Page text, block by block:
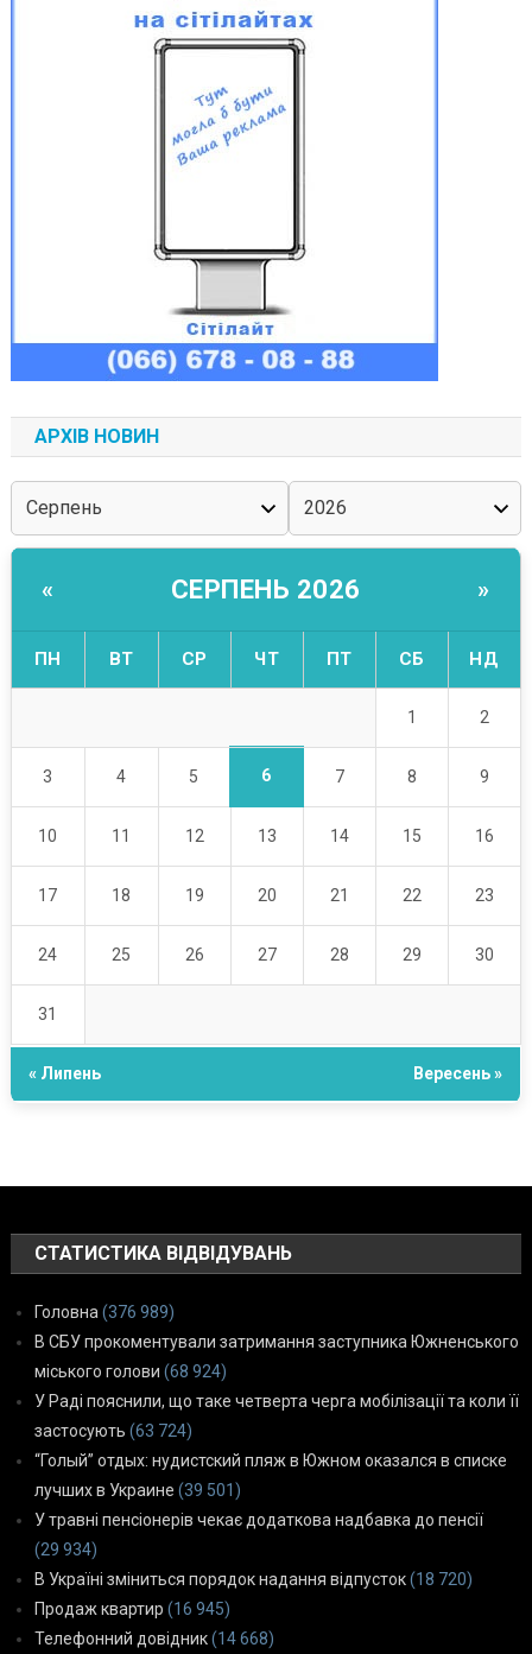
АРХІВ НОВИН
« СЕРПЕНЬ 2026 »
ПН ВТ СР ЧТ ПТ СБ НД
1 2
3 4 5 6 7 8 9
10 11 12 13 14 15 16
17 18 19 20 21 22 23
24 25 26 27 28 29 30
31
« Липень Вересень »
СТАТИСТИКА ВІДВІДУВАНЬ
Головна (376 989)
В СБУ прокоментували затримання заступника Южненського
міського голови (68 924)
У Раді пояснили, що таке четверта черга мобілізації та коли її
застосують (63 724)
“Голый” отдых: нудистский пляж в Южном оказался в списке
лучших в Украине (39 501)
У травні пенсіонерів чекає додаткова надбавка до пенсії
(29 934)
В Україні зміниться порядок надання відпусток(18 720)
Продаж квартир (16 945)
Телефонний довідник(14 668)